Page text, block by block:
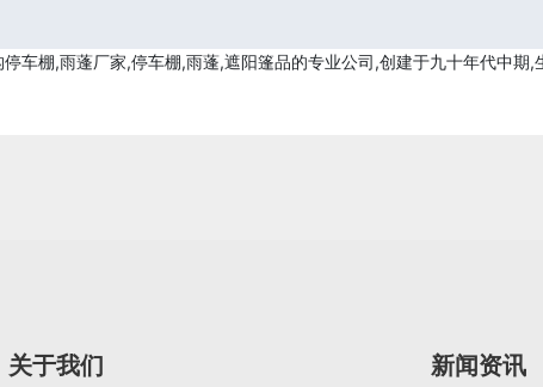
车棚,雨蓬厂家,停车棚,雨蓬,遮阳篷品的专业公司,创建于九十年代中期
关于我们 新闻资讯